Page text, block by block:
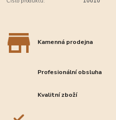
Kamenná prodejna
Profesionální obsluha
Kvalitní zboží